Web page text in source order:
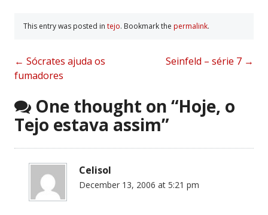
This entry was posted in tejo. Bookmark the permalink.
Post
navigation
← Sócrates ajuda os
fumadores
Seinfeld – série 7 →
One thought on “Hoje, o
Tejo estava assim”
Celisol
December 13, 2006 at 5:21 pm